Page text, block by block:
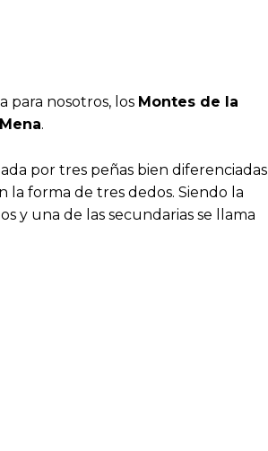
para nosotros, los Montes de la
.
por tres peñas bien diferenciadas
la forma de tres dedos. Siendo la
y una de las secundarias se llama